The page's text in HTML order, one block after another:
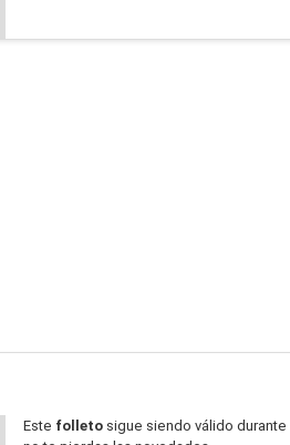
Este folleto sigue siendo válido durante